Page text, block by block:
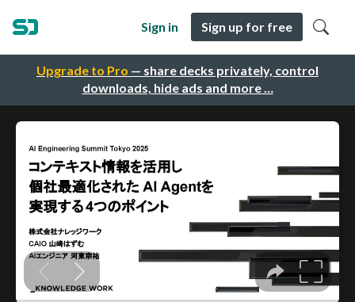
Upgrade to Pro — share decks privately, control
downloads, hide ads and more …
Sign in Sign up for free